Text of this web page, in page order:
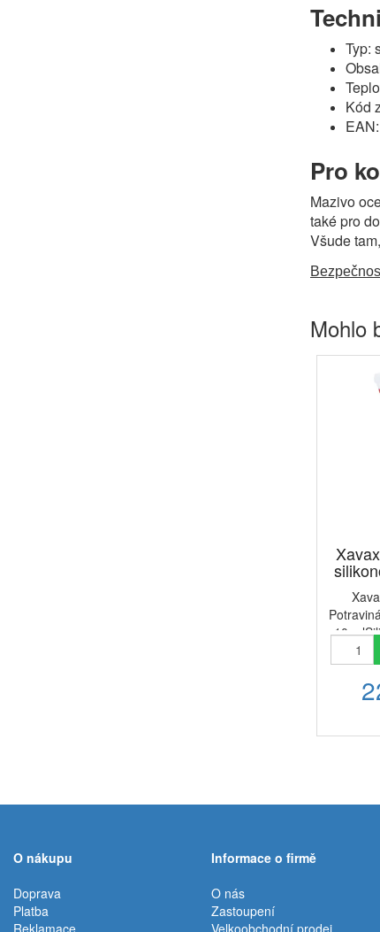
Typ:
Kód
Pro
Mazivo
také pro
Všude
Mohlo
10
pro
O nákupu
Doprava
Platba
Informace o firmě
O nás
Zastoupení